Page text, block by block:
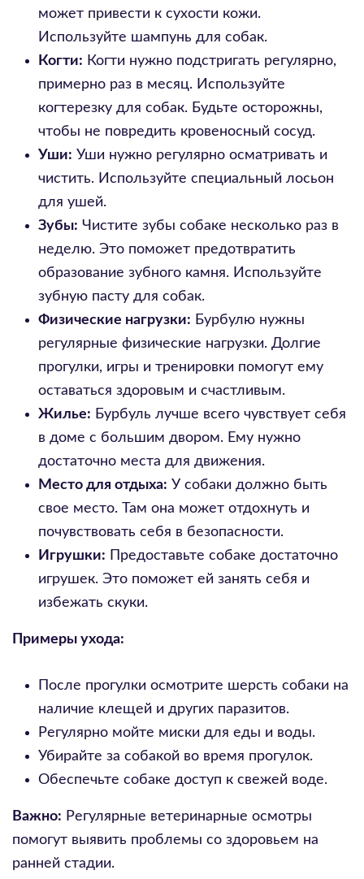
может привести к сухости кожи.
Используйте шампунь для собак.
Когти: Когти нужно подстригать регулярно,
примерно раз в месяц. Используйте
когтерезку для собак. Будьте осторожны,
чтобы не повредить кровеносный сосуд.
Уши: Уши нужно регулярно осматривать и
чистить. Используйте специальный лосьон
для ушей.
Зубы: Чистите зубы собаке несколько раз в
неделю. Это поможет предотвратить
образование зубного камня. Используйте
зубную пасту для собак.
Физические нагрузки: Бурбулю нужны
регулярные физические нагрузки. Долгие
прогулки, игры и тренировки помогут ему
оставаться здоровым и счастливым.
Жилье: Бурбуль лучше всего чувствует себя
в доме с большим двором. Ему нужно
достаточно места для движения.
Место для отдыха: У собаки должно быть
свое место. Там она может отдохнуть и
почувствовать себя в безопасности.
Игрушки: Предоставьте собаке достаточно
игрушек. Это поможет ей занять себя и
избежать скуки.
Примеры ухода:
После прогулки осмотрите шерсть собаки на
наличие клещей и других паразитов.
Регулярно мойте миски для еды и воды.
Убирайте за собакой во время прогулок.
Обеспечьте собаке доступ к свежей воде.
Важно: Регулярные ветеринарные осмотры
помогут выявить проблемы со здоровьем на
ранней стадии.